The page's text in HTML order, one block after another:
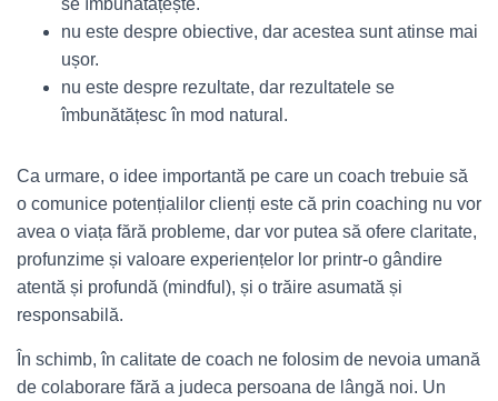
se îmbunătățește.
nu este despre obiective, dar acestea sunt atinse mai
ușor.
nu este despre rezultate, dar rezultatele se
îmbunătățesc în mod natural.
Ca urmare, o idee importantă pe care un coach trebuie să
o comunice potențialilor clienți este că prin coaching nu vor
avea o viața fără probleme, dar vor putea să ofere claritate,
profunzime și valoare experiențelor lor printr-o gândire
atentă și profundă (mindful), și o trăire asumată și
responsabilă.
În schimb, în calitate de coach ne folosim de nevoia umană
de colaborare fără a judeca persoana de lângă noi. Un